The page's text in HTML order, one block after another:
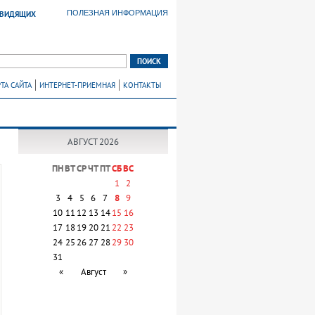
САЙТА ИНТЕРНЕТ-ПРИЕМНАЯ КОНТАКТЫ
ПОЛЕЗНАЯ ИНФОРМАЦИЯ
АВГУСТ 2026
ПНВТСРЧТПТСБВС
1
2
3
4 5 6 7 8 9
10 11 12 13 1415 16
17 18192021 22 23
24 2526272829 30
31
«
Август »